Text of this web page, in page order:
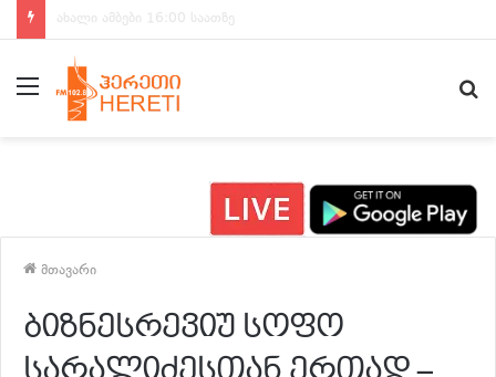
ახალი ამბები 15:00 საათზე
მენიუ
მთავარი
ბიზნესრევიუ სოფო